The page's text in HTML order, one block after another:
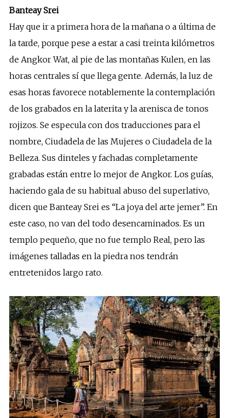
Banteay Srei
Hay que ir a primera hora de la mañana o a última de
la tarde, porque pese a estar a casi treinta kilómetros
de Angkor Wat, al pie de las montañas Kulen, en las
horas centrales sí que llega gente. Además, la luz de
esas horas favorece notablemente la contemplación
de los grabados en la laterita y la arenisca de tonos
rojizos. Se especula con dos traducciones para el
nombre, Ciudadela de las Mujeres o Ciudadela de la
Belleza. Sus dinteles y fachadas completamente
grabadas están entre lo mejor de Angkor. Los guías,
haciendo gala de su habitual abuso del superlativo,
dicen que Banteay Srei es “La joya del arte jemer”. En
este caso, no van del todo desencaminados. Es un
templo pequeño, que no fue templo Real, pero las
imágenes talladas en la piedra nos tendrán
entretenidos largo rato.